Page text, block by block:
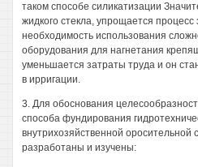
таком способе силикатизации
жидкого стекла, упрощается
необходимость использования
оборудования для нагнетания
уменьшается затраты труда и он
в ирригации.
3. Для обоснования
способа фундирования
внутрихозяйственной оросительной
разработаны и изучены: